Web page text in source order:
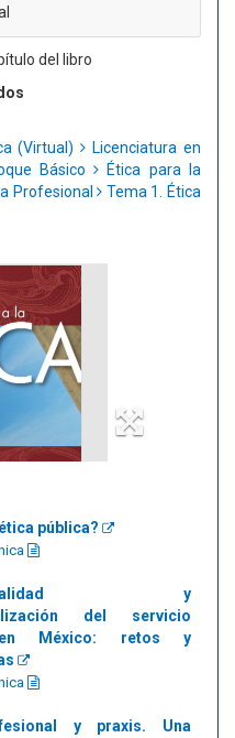
del libro
(Virtual)
Licenciatura en
Básico
Ética para la
Profesional
Tema 1. Ética
pública?
y
del servicio
México: retos y
y praxis. Una